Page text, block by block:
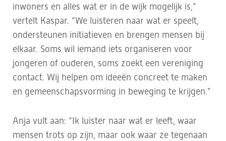
inwoners en alles wat er in de wijk mogelijk is,”
vertelt Kaspar. “We luisteren naar wat er speelt,
ondersteunen initiatieven en brengen mensen bij
elkaar. Soms wil iemand iets organiseren voor
jongeren of ouderen, soms zoekt een vereniging
contact. Wij helpen om ideeën concreet te maken
en gemeenschapsvorming in beweging te krijgen.”
Anja vult aan: “Ik luister naar wat er leeft, waar
mensen trots op zijn, maar ook waar ze tegenaan